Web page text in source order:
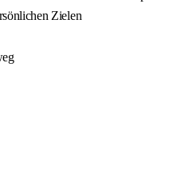
Zielen